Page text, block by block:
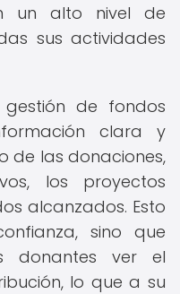
un alto nivel de
sus actividades
de fondos
clara y
de las donaciones,
los proyectos
alcanzados. Esto
sino que
donantes ver el
lo que a su